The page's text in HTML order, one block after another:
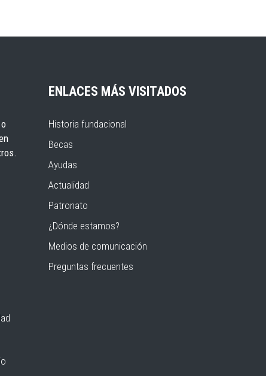
ENLACES MÁS VISITADOS
Historia fundacional
Becas
Ayudas
Actualidad
Patronato
¿Dónde estamos?
Medios de comunicación
Preguntas frecuentes